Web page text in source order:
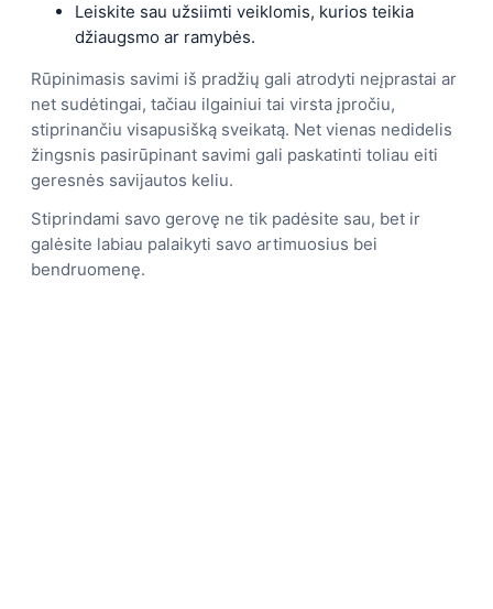
Leiskite sau užsiimti veiklomis, kurios teikia
džiaugsmo ar ramybės.
Rūpinimasis savimi iš pradžių gali atrodyti neįprastai ar
net sudėtingai, tačiau ilgainiui tai virsta įpročiu,
stiprinančiu visapusišką sveikatą. Net vienas nedidelis
žingsnis pasirūpinant savimi gali paskatinti toliau eiti
geresnės savijautos keliu.
Stiprindami savo gerovę ne tik padėsite sau, bet ir
galėsite labiau palaikyti savo artimuosius bei
bendruomenę.